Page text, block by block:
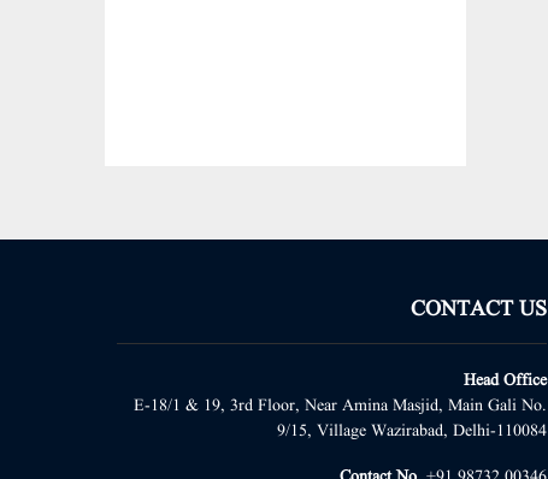
CONTACT US
Head Office
E-18/1 & 19, 3rd Floor, Near Amina Masjid, Main Gali No.
9/15, Village Wazirabad, Delhi-110084